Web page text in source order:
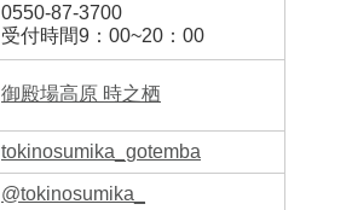
0550-87-3700
受付時間9：00~20：00
御殿場高原 時之栖
tokinosumika_gotemba
@tokinosumika_